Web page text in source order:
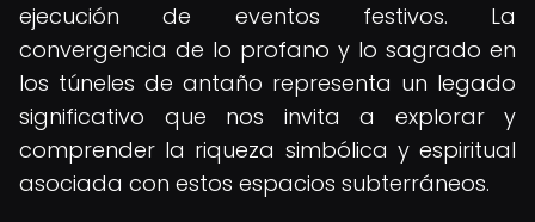
ejecución de eventos festivos. La
convergencia de lo profano y lo sagrado en
los túneles de antaño representa un legado
significativo que nos invita a explorar y
comprender la riqueza simbólica y espiritual
asociada con estos espacios subterráneos.